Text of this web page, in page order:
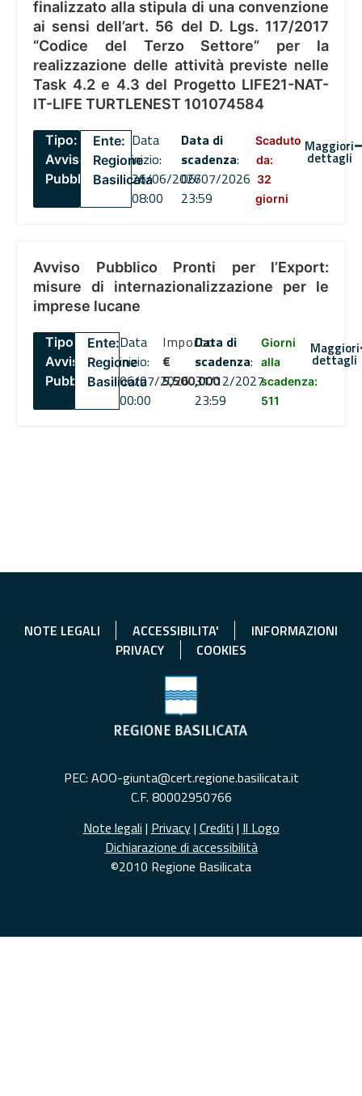
finalizzato alla stipula di una convenzione
ai sensi dell’art. 56 del D. Lgs. 117/2017
“Codice del Terzo Settore” per la
realizzazione delle attività previste nelle
Task 4.2 e 4.3 del Progetto LIFE21-NAT-
IT-LIFE TURTLENEST 101074584
Tipo:
Avviso
Pubblico
Ente:
Regione
Basilicata
Data
inizio:
26/06/2026
08:00
Data di
scadenza:
06/07/2026
23:59
Scaduto
da:
32
giorni
Maggiori
dettagli
Avviso Pubblico Pronti per l’Export:
misure di internazionalizzazione per le
imprese lucane
Tipo:
Avviso
Pubblico
Ente:
Regione
Basilicata
Data
inizio:
06/07/2026
00:00
Importo
€
5,500,000
Data di
scadenza:
31/12/2027
23:59
Giorni
alla
scadenza:
511
Maggiori
dettagli
NOTE LEGALI ACCESSIBILITA'
INFORMAZIONI
PRIVACY
COOKIES
PEC: AOO-giunta@cert.regione.basilicata.it
C.F. 80002950766
Note legali | Privacy| Crediti | Il Logo
Dichiarazione di accessibilità
©2010 Regione Basilicata